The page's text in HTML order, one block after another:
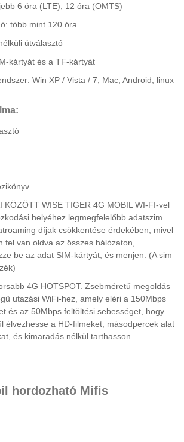
6 óra (LTE), 12 óra (OMTS)
több mint 120 óra
útválasztó
kártyát és a TF-kártyát
Win XP / Vista / 7, Mac, Android, linux
KÖZÖTT WISE TIGER 4G MOBIL WI-FI-vel
helyéhez legmegfelelőbb adatszim
díjak csökkentése érdekében, mivel
fel van oldva az összes hálózaton,
be az adat SIM-kártyát, és menjen. (A sim
4G HOTSPOT. Zsebméretű megoldás
utazási WiFi-hez, amely eléri a 150Mbps
és az 50Mbps feltöltési sebességet, hogy
élvezhesse a HD-filmeket, másodpercek alatt
és kimaradás nélkül tarthasson
hordozható Mifis